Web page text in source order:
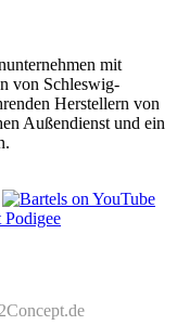
mit
von Schleswig-
Herstellern von
Außendienst und ein
2Concept.de